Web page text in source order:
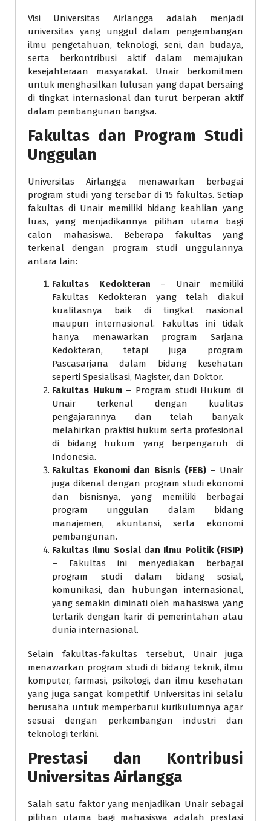
Visi Universitas Airlangga adalah menjadi
universitas yang unggul dalam pengembangan
ilmu pengetahuan, teknologi, seni, dan budaya,
serta berkontribusi aktif dalam memajukan
kesejahteraan masyarakat. Unair berkomitmen
untuk menghasilkan lulusan yang dapat bersaing
di tingkat internasional dan turut berperan aktif
dalam pembangunan bangsa.
Fakultas dan Program Studi
Unggulan
Universitas Airlangga menawarkan berbagai
program studi yang tersebar di 15 fakultas. Setiap
fakultas di Unair memiliki bidang keahlian yang
luas, yang menjadikannya pilihan utama bagi
calon mahasiswa. Beberapa fakultas yang
terkenal dengan program studi unggulannya
antara lain:
Fakultas Kedokteran – Unair memiliki
Fakultas Kedokteran yang telah diakui
kualitasnya baik di tingkat nasional
maupun internasional. Fakultas ini tidak
hanya menawarkan program Sarjana
Kedokteran, tetapi juga program
Pascasarjana dalam bidang kesehatan
seperti Spesialisasi, Magister, dan Doktor.
Fakultas Hukum– Program studi Hukum di
Unair terkenal dengan kualitas
pengajarannya dan telah banyak
melahirkan praktisi hukum serta profesional
di bidang hukum yang berpengaruh di
Indonesia.
Fakultas Ekonomi dan Bisnis (FEB)– Unair
juga dikenal dengan program studi ekonomi
dan bisnisnya, yang memiliki berbagai
program unggulan dalam bidang
manajemen, akuntansi, serta ekonomi
pembangunan.
Fakultas Ilmu Sosial dan Ilmu Politik (FISIP)
– Fakultas ini menyediakan berbagai
program studi dalam bidang sosial,
komunikasi, dan hubungan internasional,
yang semakin diminati oleh mahasiswa yang
tertarik dengan karir di pemerintahan atau
dunia internasional.
Selain fakultas-fakultas tersebut, Unair juga
menawarkan program studi di bidang teknik, ilmu
komputer, farmasi, psikologi, dan ilmu kesehatan
yang juga sangat kompetitif. Universitas ini selalu
berusaha untuk memperbarui kurikulumnya agar
sesuai dengan perkembangan industri dan
teknologi terkini.
Prestasi dan Kontribusi
Universitas Airlangga
Salah satu faktor yang menjadikan Unair sebagai
pilihan utama bagi mahasiswa adalah prestasi